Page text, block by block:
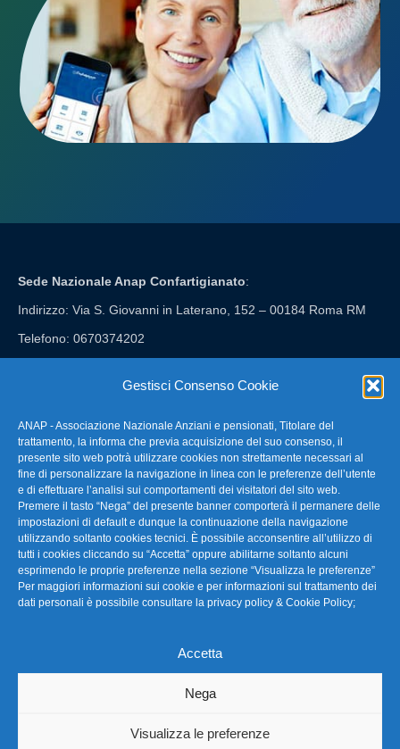
Gestisci Consenso Cookie
ANAP - Associazione Nazionale Anziani e pensionati, Titolare del
trattamento, la informa che previa acquisizione del suo consenso, il
presente sito web potrà utilizzare cookies non strettamente necessari al
fine di personalizzare la navigazione in linea con le preferenze dell’utente
e di effettuare l’analisi sui comportamenti dei visitatori del sito web.
Premere il tasto “Nega” del presente banner comporterà il permanere delle
impostazioni di default e dunque la continuazione della navigazione
utilizzando soltanto cookies tecnici. È possibile acconsentire all’utilizzo di
tutti i cookies cliccando su “Accetta” oppure abilitarne soltanto alcuni
esprimendo le proprie preferenze nella sezione “Visualizza le preferenze”
Per maggiori informazioni sui cookie e per informazioni sul trattamento dei
dati personali è possibile consultare la privacy policy & Cookie Policy;
Accetta
Nega
Visualizza le preferenze
Sede Nazionale Anap Confartigianato:
Indirizzo: Via S. Giovanni in Laterano, 152 – 00184 Roma RM
Telefono: 0670374202
FAQ – Domande Frequenti
La nostra Newsletter
Link Utili
TG Confartigianato
Privacy & Cookie Policy
Seguici